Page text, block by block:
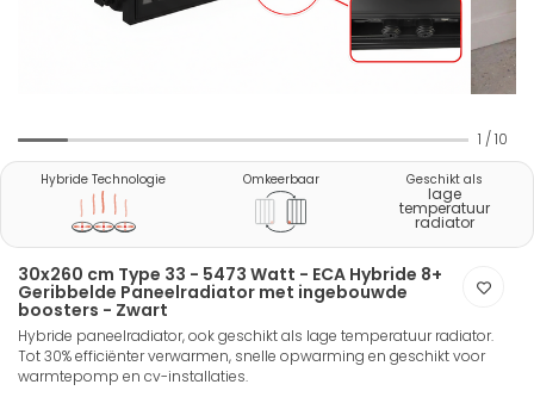
1 / 10
Hybride Technologie Omkeerbaar Geschikt als
lage
temperatuur
radiator
30x260 cm Type 33 - 5473 Watt - ECA Hybride 8+
Geribbelde Paneelradiator met ingebouwde
boosters - Zwart
Hybride paneelradiator, ook geschikt als lage temperatuur radiator.
Tot 30% efficiënter verwarmen, snelle opwarming en geschikt voor
warmtepomp en cv-installaties.